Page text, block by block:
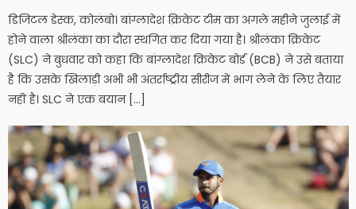
डिजिटल डेस्क, कोलंबो। बांग्लादेश क्रिकेट टीम का अगले महीने जुलाई में
होने वाला श्रीलंका का दौरा स्थगित कर दिया गया है। श्रीलंका क्रिकेट
(SLC) ने बुधवार को कहा कि बांग्लादेश क्रिकेट बोर्ड (BCB) ने उसे बताया
है कि उसके खिलाड़ी अभी भी अंतर्राष्ट्रीय सीरीज में भाग लेने के लिए तैयार
नहीं है। SLC ने एक बयान […]